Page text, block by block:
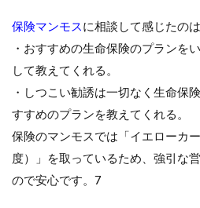
保険マンモス に相談して感じたのは
・おすすめの生命保険のプランを
して教えてくれる。
・しつこい勧誘は一切なく生命保
すすめのプランを教えてくれる。
保険のマンモスでは「イエローカ
度）」を取っているため、強引な
ので安心です。7